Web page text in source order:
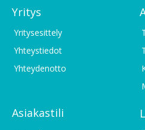
Yritys
Yritysesittely
Yhteystiedot
Yhteydenotto
Asiakastili